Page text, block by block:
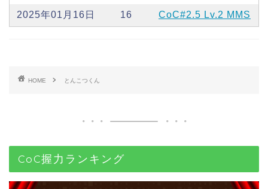
2025年01月16日 16 CoC#2.5 Lv.2 MMS
HOME とんこつくん
CoC握力ランキング